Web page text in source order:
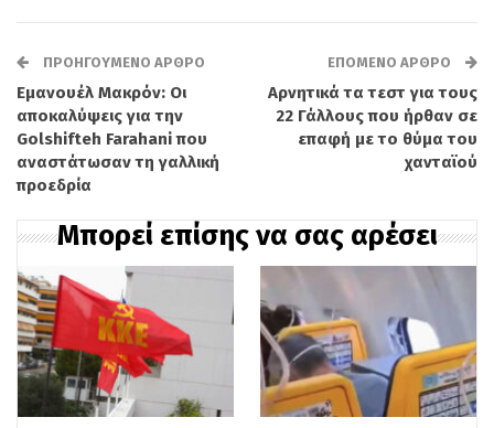
περιστατικό, το υποβρύχιο δεν ανέστειλε
τις δραστηριότητές του και συνεχίζει
κανονικά τη συμμετοχή του στον
σχεδιασμό της άσκησης.
ΠΡΟΗΓΟΎΜΕΝΟ ΆΡΘΡΟ
Εμανουέλ Μακρόν: Οι
αποκαλύψεις για την
Golshifteh Farahani που
αναστάτωσαν τη γαλλική
προεδρία
ΕΠΌΜΕΝΟ ΆΡΘΡΟ
Αρνητικά τα τεστ για τους
22 Γάλλους που ήρθαν σε
επαφή με το θύμα του
χανταϊού
Μπορεί επίσης να σας αρέσει